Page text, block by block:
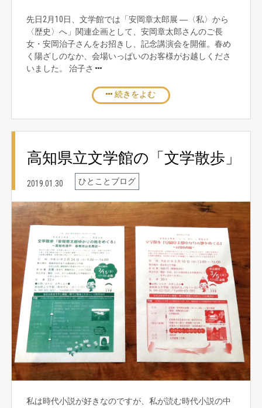
先日2月10日、文学館では「安岡章太郎展 ―〈私〉から
〈歴史〉へ」関連企画として、安岡章太郎さんのご長
女・安岡治子さんをお招きし、記念講演会を開催。春め
く陽ざしのなか、会場いっぱいのお客様がお越しくださ
いました。 治子さ
続きをよむ
高知県立文学館の「文学散歩」
2019.01.30 ひとことブログ
私は時代小説が好きなのですが、私が読む時代小説の中